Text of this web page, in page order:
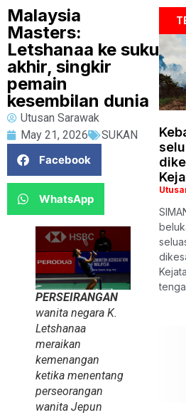
Malaysia
Masters:
Letshanaa ke suku
akhir, singkir
pemain
kesembilan dunia
Utusan Sarawak
May 21, 2026
SUKAN
Facebook
WhatsApp
PERSEIRANGAN
wanita negara K.
Letshanaa
meraikan
kemenangan
ketika menentang
perseorangan
wanita Jepun